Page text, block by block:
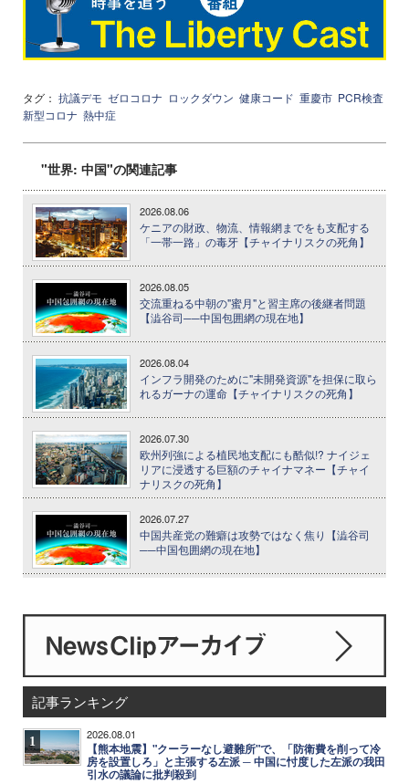
タグ： 抗議デモ ゼロコロナ ロックダウン 健康コード 重慶市 PCR検査
新型コロナ 熱中症
"世界: 中国"の関連記事
2026.08.06
ケニアの財政、物流、情報網までをも支配する
「一帯一路」の毒牙【チャイナリスクの死角】
2026.08.05
交流重ねる中朝の"蜜月"と習主席の後継者問題
【澁谷司──中国包囲網の現在地】
2026.08.04
インフラ開発のために"未開発資源"を担保に取ら
れるガーナの運命【チャイナリスクの死角】
2026.07.30
欧州列強による植民地支配にも酷似!? ナイジェ
リアに浸透する巨額のチャイナマネー【チャイ
ナリスクの死角】
2026.07.27
中国共産党の難癖は攻勢ではなく焦り【澁谷司
──中国包囲網の現在地】
記事ランキング
1 2026.08.01
【熊本地震】"クーラーなし避難所"で、「防衛費を削って冷
房を設置しろ」と主張する左派 ─ 中国に忖度した左派の我田
引水の議論に批判殺到